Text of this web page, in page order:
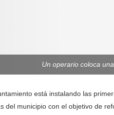
Un operario coloca
está instalando las
del municipio con el objetivo de